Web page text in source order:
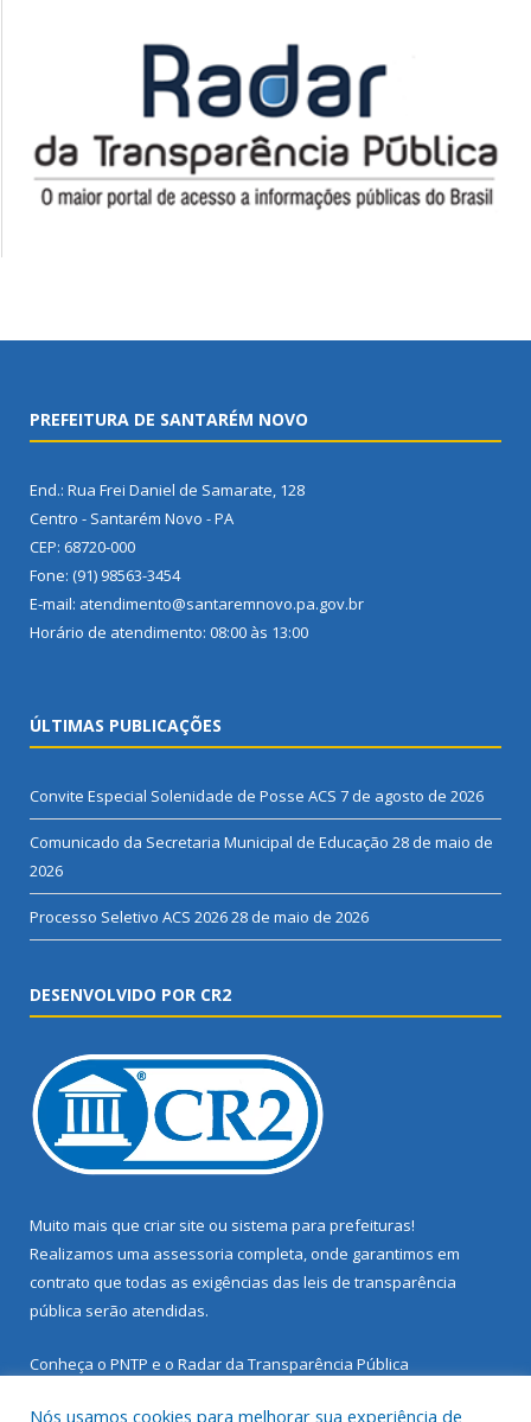
PREFEITURA DE SANTARÉM NOVO
End.: Rua Frei Daniel de Samarate, 128
Centro - Santarém Novo - PA
CEP: 68720-000
Fone: (91) 98563-3454
E-mail: atendimento@santaremnovo.pa.gov.br
Horário de atendimento: 08:00 às 13:00
ÚLTIMAS PUBLICAÇÕES
Convite Especial Solenidade de Posse ACS 7 de agosto de 2026
Comunicado da Secretaria Municipal de Educação 28 de maio de
2026
Processo Seletivo ACS 202628 de maio de 2026
DESENVOLVIDO POR CR2
Muito mais que criar site ou sistema para prefeituras!
Realizamos uma assessoria completa, onde garantimos em
contrato que todas as exigências das leis de transparência
pública serão atendidas.
Conheça o PNTP e o Radar da Transparência Pública
Nós usamos cookies para melhorar sua experiência de